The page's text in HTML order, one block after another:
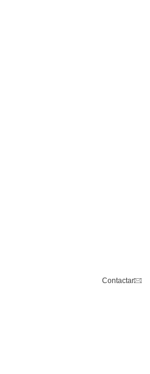
Contactar